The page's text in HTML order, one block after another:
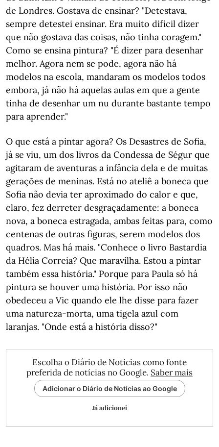
de Londres. Gostava de ensinar? "Detestava,
sempre detestei ensinar. Era muito difícil dizer
que não gostava das coisas, não tinha coragem."
Como se ensina pintura? "É dizer para desenhar
melhor. Agora nem se pode, agora não há
modelos na escola, mandaram os modelos todos
embora, já não há aquelas aulas em que a gente
tinha de desenhar um nu durante bastante tempo
para aprender."
O que está a pintar agora? Os Desastres de Sofia,
já se viu, um dos livros da Condessa de Ségur que
agitaram de aventuras a infância dela e de muitas
gerações de meninas. Está no ateliê a boneca que
Sofia não devia ter aproximado do calor e que,
claro, fez derreter desgraçadamente: a boneca
nova, a boneca estragada, ambas feitas para, como
centenas de outras figuras, serem modelos dos
quadros. Mas há mais. "Conhece o livro Bastardia
da Hélia Correia? Que maravilha. Estou a pintar
também essa história." Porque para Paula só há
pintura se houver uma história. Por isso não
obedeceu a Vic quando ele lhe disse para fazer
uma natureza-morta, uma tigela azul com
laranjas. "Onde está a história disso?"
Escolha o Diário de Notícias como fonte
preferida de notícias no Google. Saber mais
Adicionar o Diário de Notícias ao Google
Já adicionei